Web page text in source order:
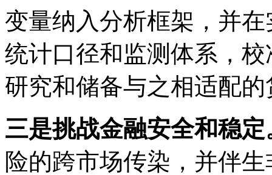
变量纳入分析框架，并
统计口径和监测体系，
研究和储备与之相适配
三是挑战金融安全和稳定
险的跨市场传染，并伴